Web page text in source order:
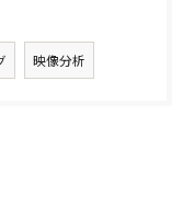
映像分析